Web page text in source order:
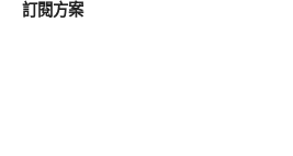
訂閱方案